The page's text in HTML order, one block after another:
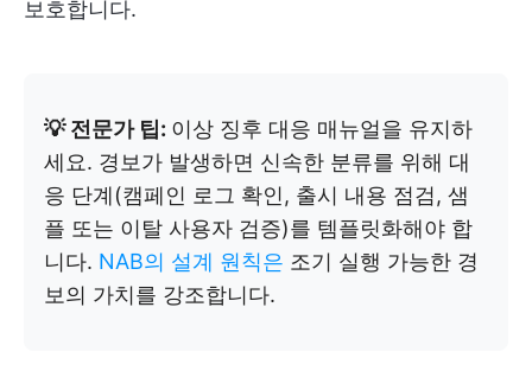
보호합니다.
💡 전문가 팁: 이상 징후 대응 매뉴얼을 유지하
세요. 경보가 발생하면 신속한 분류를 위해 대
응 단계(캠페인 로그 확인, 출시 내용 점검, 샘
플 또는 이탈 사용자 검증)를 템플릿화해야 합
니다. NAB의 설계 원칙은 조기 실행 가능한 경
보의 가치를 강조합니다.